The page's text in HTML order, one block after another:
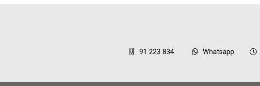
91 223 834 Whatsapp